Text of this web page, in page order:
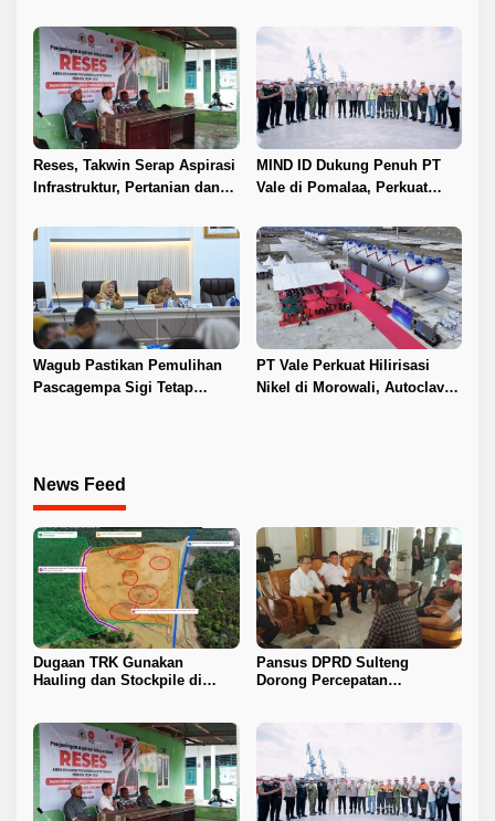
Antam Buka Peta IUP
Sawit di Toli-Toli
Reses, Takwin Serap Aspirasi
Infrastruktur, Pertanian dan
MIND ID Dukung Penuh PT
Vale di Pomalaa, Perkuat
Hilirisasi Nikel
Wagub Pastikan Pemulihan
Pascagempa Sigi Tetap
PT Vale Perkuat Hilirisasi
Nikel di Morowali, Autoclave
News Feed
Dugaan TRK Gunakan
Hauling dan Stockpile di
Pansus DPRD Sulteng
Dorong Percepatan